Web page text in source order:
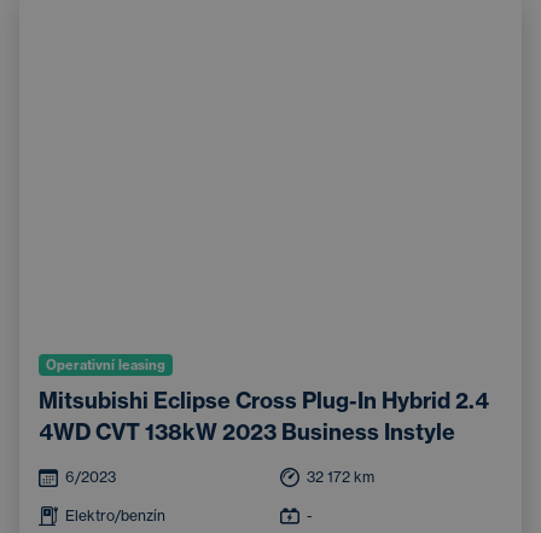
Operativní leasing
Mitsubishi Eclipse Cross Plug-In Hybrid 2.4
4WD CVT 138kW 2023 Business Instyle
6/2023 32 172 km
Elektro/benzín -